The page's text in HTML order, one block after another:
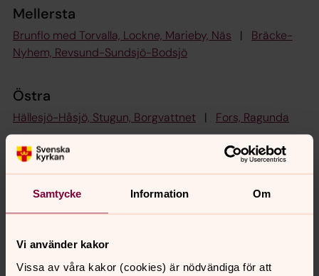
Samtycke Information Om
Vi använder kakor
Vissa av våra kakor (cookies) är nödvändiga för att
Mellersta
Brunflo med Torvalla, Lockne, Marieby, Näs | Bräcke-
Nyhem, Revsund-Sundsjö-Bodsjö
Östra
Hällesjö-Håsjö, Stugun, Borgvattnet | Fors, Ragunda
Synpunkter eller frågor på sidans
innehåll?
sydostrajamtland.pastorat@svenskakyrkan.se
Dela